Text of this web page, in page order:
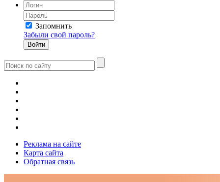
Запомнить
Забыли свой пароль?
Реклама на сайте
Карта сайта
Обратная связь